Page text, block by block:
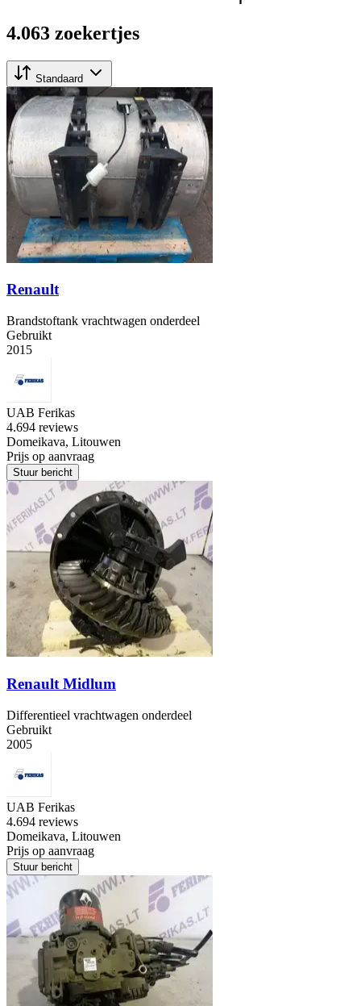
4.063 zoekertjes
Standaard
Renault
Brandstoftank vrachtwagen onderdeel
Gebruikt
2015
UAB Ferikas
4.694 reviews
Domeikava, Litouwen
Prijs op aanvraag
Stuur bericht
Renault Midlum
Differentieel vrachtwagen onderdeel
Gebruikt
2005
UAB Ferikas
4.694 reviews
Domeikava, Litouwen
Prijs op aanvraag
Stuur bericht